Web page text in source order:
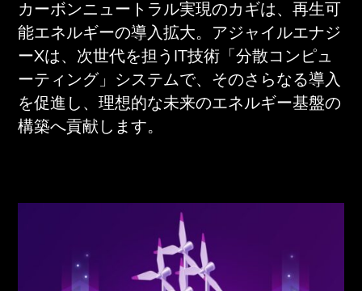
カーボンニュートラル実現のカギは、再生可
能エネルギーの導入拡大。アジャイルエナジ
ーXは、次世代を担うIT技術「分散コンピュ
ーティング」システムで、そのさらなる導入
を促進し、理想的な未来のエネルギー基盤の
構築へ貢献します。